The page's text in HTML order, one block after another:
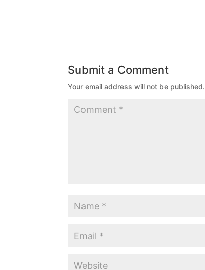
Submit a Comment
Your email address will not be published.